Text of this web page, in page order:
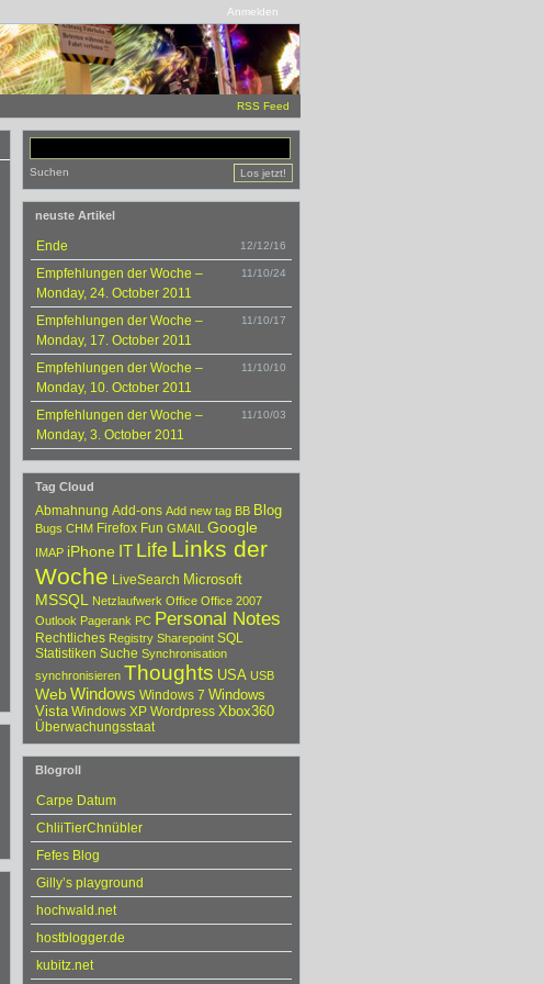
Anmelden
RSS Feed
Suchen
neuste Artikel
12/12/16
Ende
11/10/24
Empfehlungen der Woche –
Monday, 24. October 2011
11/10/17
Empfehlungen der Woche –
Monday, 17. October 2011
11/10/10
Empfehlungen der Woche –
Monday, 10. October 2011
11/10/03
Empfehlungen der Woche –
Monday, 3. October 2011
Tag Cloud
Abmahnung Add-ons Add new tag BB Blog
Bugs CHM Firefox Fun GMAIL Google
IMAP iPhone IT Life Links der
Woche LiveSearch Microsoft
MSSQL Netzlaufwerk Office Office 2007
Outlook Pagerank PC Personal Notes
Rechtliches Registry Sharepoint SQL
Statistiken Suche Synchronisation
synchronisieren Thoughts USA USB
WebWindows Windows 7 Windows
Vista Windows XP Wordpress Xbox360
Überwachungsstaat
Blogroll
Carpe Datum
ChliiTierChnübler
Fefes Blog
Gilly’s playground
hochwald.net
hostblogger.de
kubitz.net